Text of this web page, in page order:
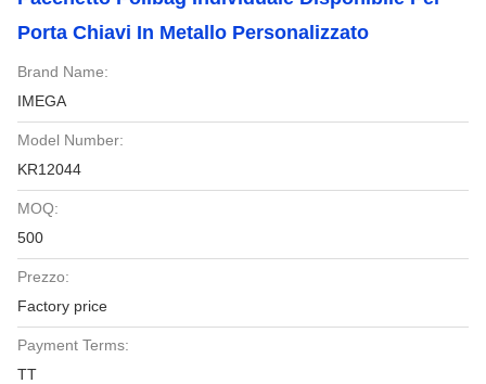
Porta Chiavi In Metallo Personalizzato
Brand Name:
IMEGA
Model Number:
KR12044
MOQ:
500
Prezzo:
Factory price
Payment Terms:
TT